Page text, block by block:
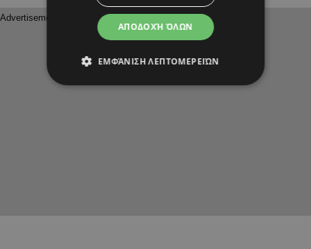
ΑΠΟΔΟΧΉ ΌΛΩΝ
ΕΜΦΆΝΙΣΗ ΛΕΠΤΟΜΕΡΕΙΏΝ